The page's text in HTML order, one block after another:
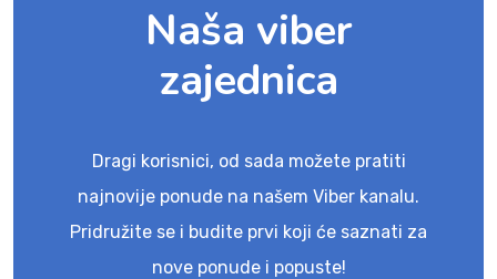
Naša viber
zajednica
Dragi korisnici, od sada možete pratiti
najnovije ponude na našem Viber kanalu.
Pridružite se i budite prvi koji će saznati za
nove ponude i popuste!